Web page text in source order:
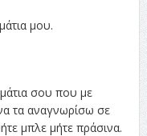
μου.
σου που με
τα αναγνωρίσω σε
μπλε μήτε πράσινα.